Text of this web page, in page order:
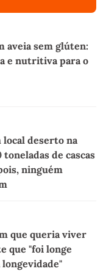
aveia sem glúten:
e nutritiva para o
local deserto na
toneladas de cascas
ninguém
que queria viver
que "foi longe
longevidade"